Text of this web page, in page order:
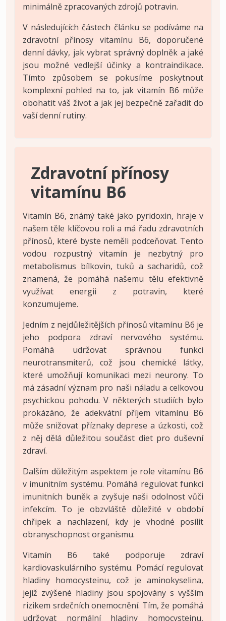
minimálně zpracovaných zdrojů potravin.
V následujících částech článku se podíváme na
zdravotní přínosy vitamínu B6, doporučené
denní dávky, jak vybrat správný doplněk a jaké
jsou možné vedlejší účinky a kontraindikace.
Tímto způsobem se pokusíme poskytnout
komplexní pohled na to, jak vitamín B6 může
obohatit váš život a jak jej bezpečně zařadit do
vaší denní rutiny.
Zdravotní přínosy
vitamínu B6
Vitamín B6, známý také jako pyridoxin, hraje v
našem těle klíčovou roli a má řadu zdravotních
přínosů, které byste neměli podceňovat. Tento
vodou rozpustný vitamín je nezbytný pro
metabolismus bílkovin, tuků a sacharidů, což
znamená, že pomáhá našemu tělu efektivně
využívat energii z potravin, které
konzumujeme.
Jedním z nejdůležitějších přínosů vitamínu B6 je
jeho podpora zdraví nervového systému.
Pomáhá udržovat správnou funkci
neurotransmiterů, což jsou chemické látky,
které umožňují komunikaci mezi neurony. To
má zásadní význam pro naši náladu a celkovou
psychickou pohodu. V některých studiích bylo
prokázáno, že adekvátní příjem vitamínu B6
může snižovat příznaky deprese a úzkosti, což
z něj dělá důležitou součást diet pro duševní
zdraví.
Dalším důležitým aspektem je role vitamínu B6
v imunitním systému. Pomáhá regulovat funkci
imunitních buněk a zvyšuje naši odolnost vůči
infekcím. To je obzvláště důležité v období
chřipek a nachlazení, kdy je vhodné posílit
obranyschopnost organismu.
Vitamín B6 také podporuje zdraví
kardiovaskulárního systému. Pomácí regulovat
hladiny homocysteinu, což je aminokyselina,
jejíž zvýšené hladiny jsou spojovány s vyšším
rizikem srdečních onemocnění. Tím, že pomáhá
udržovat normální hladiny homocysteinu,